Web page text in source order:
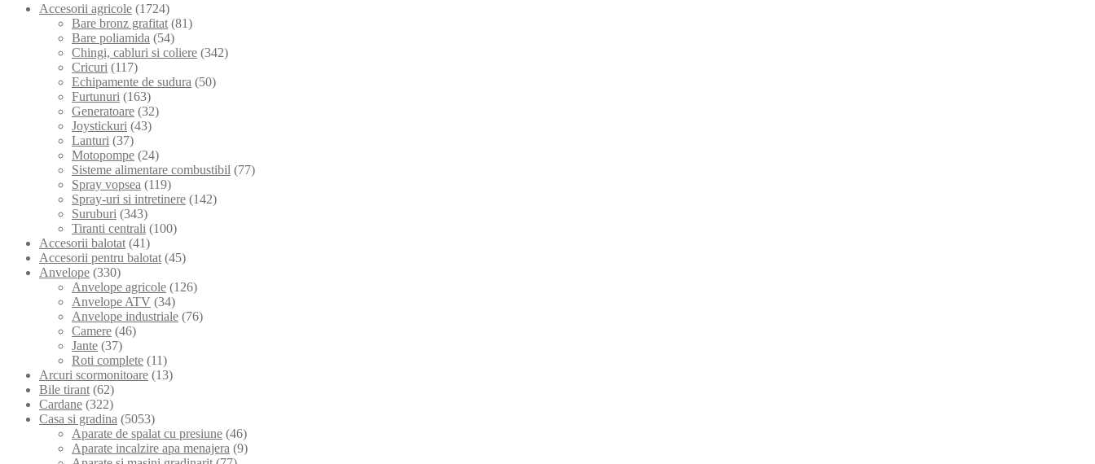
Accesorii agricole (1724)
Bare bronz grafitat (81)
Bare poliamida (54)
Chingi, cabluri si coliere (342)
Cricuri (117)
Echipamente de sudura (50)
Furtunuri (163)
Generatoare (32)
Joystickuri (43)
Lanturi (37)
Motopompe (24)
Sisteme alimentare combustibil (77)
Spray vopsea (119)
Spray-uri si intretinere (142)
Suruburi (343)
Tiranti centrali (100)
Accesorii balotat (41)
Accesorii pentru balotat (45)
Anvelope (330)
Anvelope agricole (126)
Anvelope ATV (34)
Anvelope industriale (76)
Camere (46)
Jante (37)
Roti complete (11)
Arcuri scormonitoare (13)
Bile tirant (62)
Cardane (322)
Casa si gradina (5053)
Aparate de spalat cu presiune (46)
Aparate incalzire apa menajera (9)